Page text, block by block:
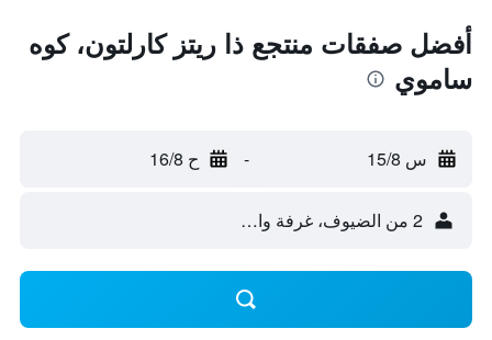
أفضل صفقات منتجع ذا ريتز كارلتون، كوه
ساموي
س 15/8 - ح 16/8
2 من الضيوف، غرفة واحدة